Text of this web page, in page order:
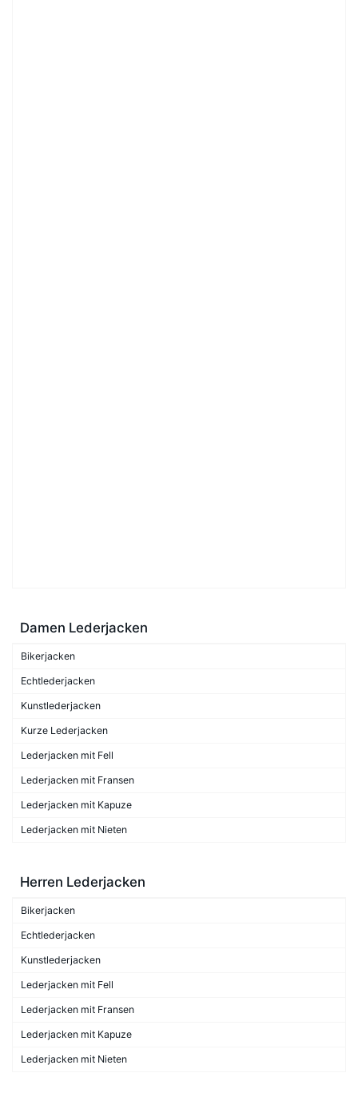
Damen Lederjacken
Bikerjacken
Echtlederjacken
Kunstlederjacken
Kurze Lederjacken
Lederjacken mit Fell
Lederjacken mit Fransen
Lederjacken mit Kapuze
Lederjacken mit Nieten
Herren Lederjacken
Bikerjacken
Echtlederjacken
Kunstlederjacken
Lederjacken mit Fell
Lederjacken mit Fransen
Lederjacken mit Kapuze
Lederjacken mit Nieten